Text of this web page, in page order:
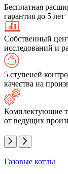
Бесплатная
гарантия до 5 лет
Собственный
исследований и
5 ступеней
качества на
Комплектующие
от ведущих
Газовые котлы